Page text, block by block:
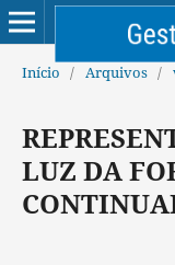
Início / Arquivos /
LUZ DA